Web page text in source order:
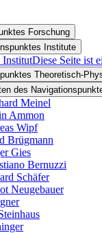
Forschung
Institute
InstitutDiese Seite ist
Theoretisch-
des
Meinel
Ammon
Wipf
Brügmann
Gies
Bernuzzi
Schäfer
Neugebauer